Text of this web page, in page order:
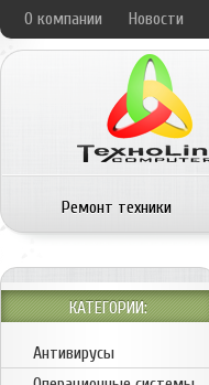
О компании Новости
Ремонт техники
КАТЕГОРИИ:
Антивирусы